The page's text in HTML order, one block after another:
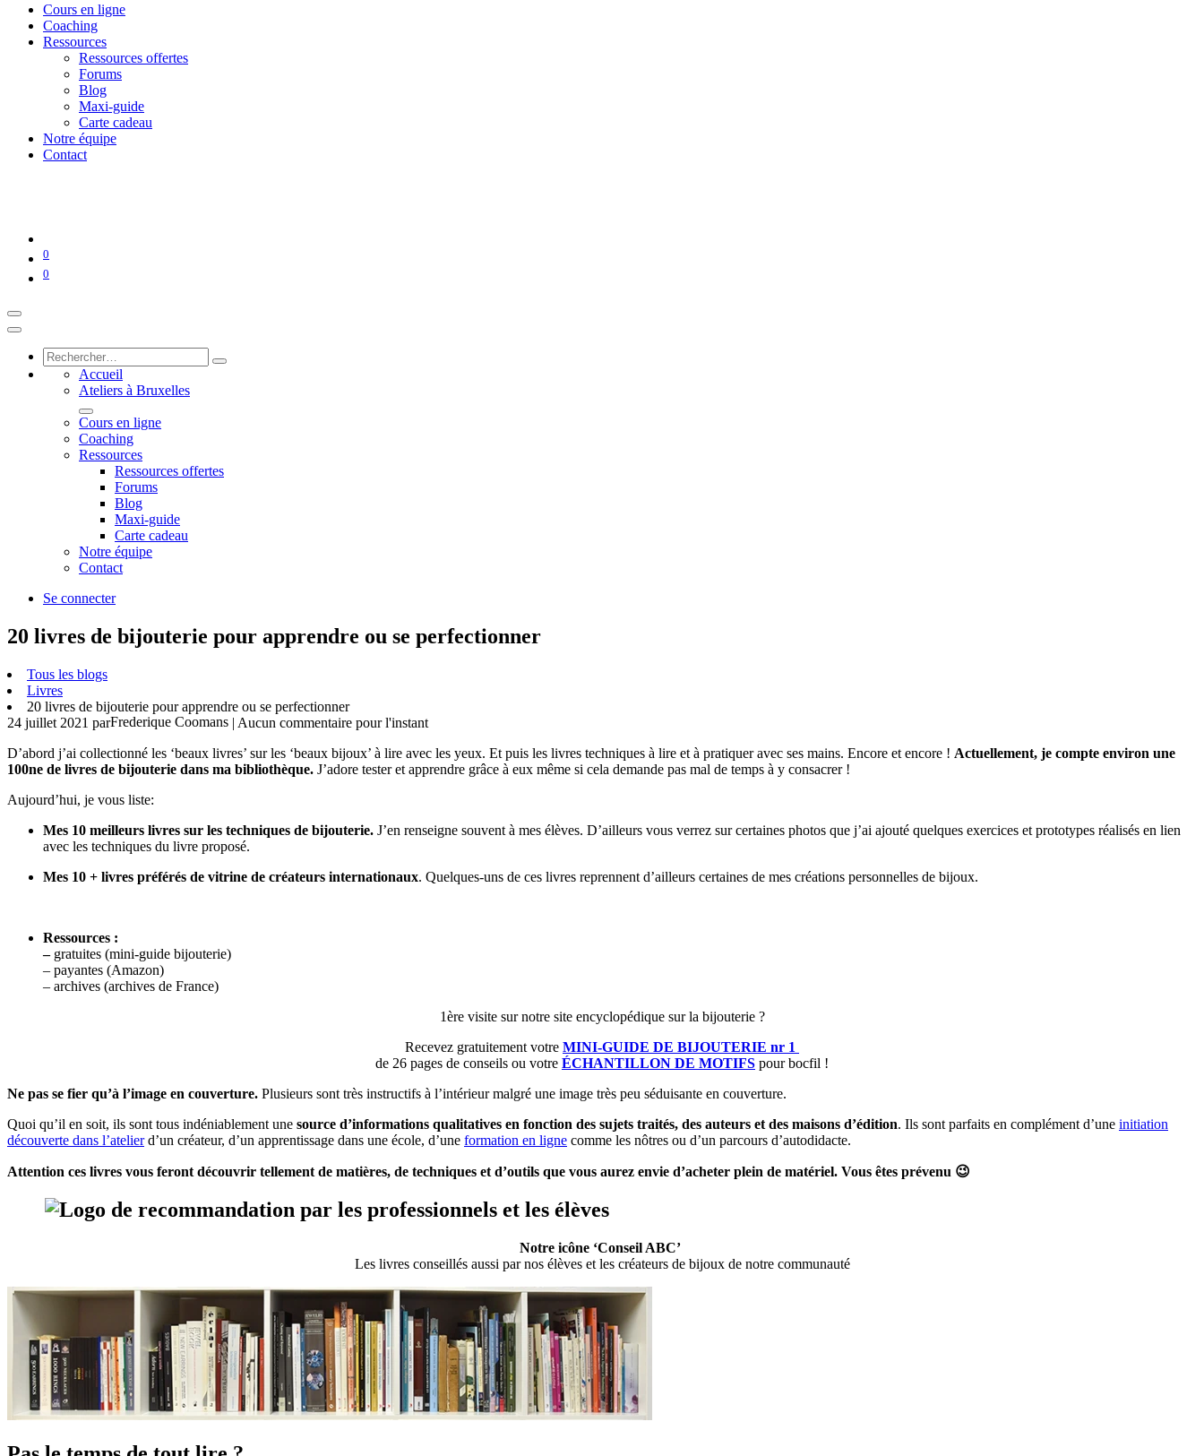
Cours en ligne
Coaching
Ressources
Ressources offertes
Forums
Blog
Maxi-guide
Carte cadeau
Notre équipe
Contact
0
0
Accueil
Ateliers à Bruxelles
Cours en ligne
Coaching
Ressources
Ressources offertes
Forums
Blog
Maxi-guide
Carte cadeau
Notre équipe
Contact
Se connecter
20 livres de bijouterie pour apprendre ou se perfectionner
Tous les blogs
Livres
20 livres de bijouterie pour apprendre ou se perfectionner
24 juillet 2021 parFrederique Coomans | Aucun commentaire pour l'instant
D’abord j’ai collectionné les ‘beaux livres’ sur les ‘beaux bijoux’ à lire avec les yeux. Et puis les livres techniques à lire et à pratiquer avec ses mains. Encore et encore ! Actuellement, je compte environ une
100ne de livres de bijouterie dans ma bibliothèque. J’adore tester et apprendre grâce à eux même si cela demande pas mal de temps à y consacrer !
Aujourd’hui, je vous liste:
Mes 10 meilleurs livres sur les techniques de bijouterie. J’en renseigne souvent à mes élèves. D’ailleurs vous verrez sur certaines photos que j’ai ajouté quelques exercices et prototypes réalisés en lien
avec les techniques du livre proposé.
Mes 10 + livres préférés de vitrine de créateurs internationaux. Quelques-uns de ces livres reprennent d’ailleurs certaines de mes créations personnelles de bijoux.
Ressources :
– gratuites (mini-guide bijouterie)
– payantes (Amazon)
– archives (archives de France)
1ère visite sur notre site encyclopédique sur la bijouterie ?
Recevez gratuitement votre MINI-GUIDE DE BIJOUTERIE nr 1
de 26 pages de conseils ou votre ÉCHANTILLON DE MOTIFS pour bocfil !
Ne pas se fier qu’à l’image en couverture. Plusieurs sont très instructifs à l’intérieur malgré une image très peu séduisante en couverture.
Quoi qu’il en soit, ils sont tous indéniablement une source d’informations qualitatives en fonction des sujets traités, des auteurs et des maisons d’édition. Ils sont parfaits en complément d’une initiation
découverte dans l’atelierd’un créateur, d’un apprentissage dans une école, d’une formation en ligne comme les nôtres ou d’un parcours d’autodidacte.
Attention ces livres vous feront découvrir tellement de matières, de techniques et d’outils que vous aurez envie d’acheter plein de matériel. Vous êtes prévenu 😉
Notre icône ‘Conseil ABC’
Les livres conseillés aussi par nos élèves et les créateurs de bijoux de notre communauté